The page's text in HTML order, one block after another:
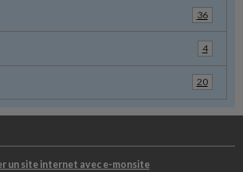
36
4
20
un site internet avec e-monsite